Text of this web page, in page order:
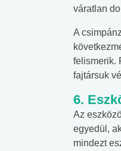
váratlan
A
felismerik.
fajtársuk
6.
Az
egyedül,
mindezt